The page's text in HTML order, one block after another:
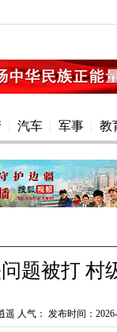
汽车 军事 教
题被打 村
遥 人气： 发布时间：